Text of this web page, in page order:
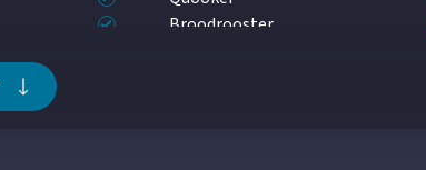
Broodrooster